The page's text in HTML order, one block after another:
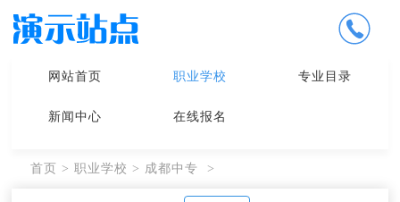
网站首页 职业学校 专业目录
新闻中心 在线报名
首页 >职业学校 > 成都中专 >